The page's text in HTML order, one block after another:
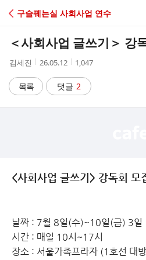
C
구슬꿰는실 사회사업 연수
＜사회사업 글쓰기＞ 강
작
자
김세진
작
시
간
26.05.12
조
수
1,047
목록 댓글 2
<사회사업 글쓰기> 강독회 모
날짜 : 7월 8일(수)~10일(금) 3일
시간 : 매일 10시~17시
장소 : 서울가족프라자 (1호선 대